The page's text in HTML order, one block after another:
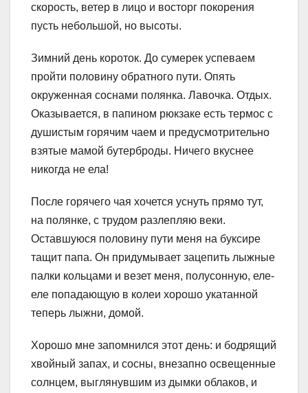
скорость, ветер в лицо и восторг покорения
пусть небольшой, но высоты.
Зимний день короток. До сумерек успеваем
пройти половину обратного пути. Опять
окруженная соснами полянка. Лавочка. Отдых.
Оказывается, в папином рюкзаке есть термос с
душистым горячим чаем и предусмотрительно
взятые мамой бутерброды. Ничего вкуснее
никогда не ела!
После горячего чая хочется уснуть прямо тут,
на полянке, с трудом разлепляю веки.
Оставшуюся половину пути меня на буксире
тащит папа. Он придумывает зацепить лыжные
палки кольцами и везет меня, полусонную, еле-
еле попадающую в колеи хорошо укатанной
теперь лыжни, домой.
Хорошо мне запомнился этот день: и бодрящий
хвойный запах, и сосны, внезапно освещенные
солнцем, выглянувшим из дымки облаков, и